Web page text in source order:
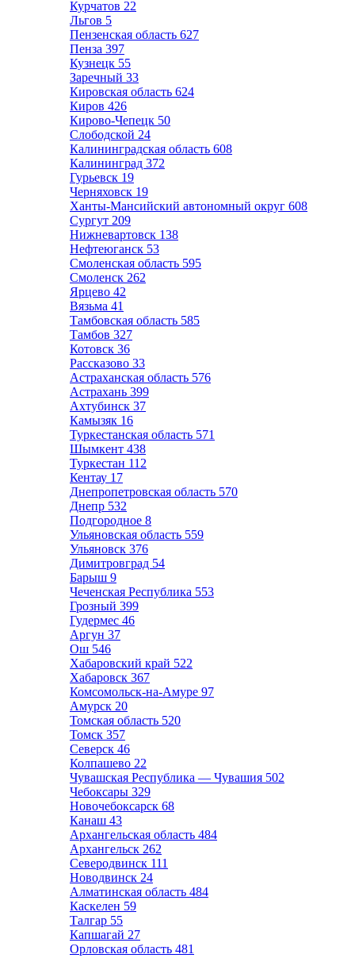
Курчатов 22
Льгов 5
Пензенская область 627
Пенза 397
Кузнецк 55
Заречный 33
Кировская область 624
Киров 426
Кирово-Чепецк 50
Слободской 24
Калининградская область 608
Калининград 372
Гурьевск 19
Черняховск 19
Ханты-Мансийский автономный округ 608
Сургут 209
Нижневартовск 138
Нефтеюганск 53
Смоленская область 595
Смоленск 262
Ярцево 42
Вязьма 41
Тамбовская область 585
Тамбов 327
Котовск 36
Рассказово 33
Астраханская область 576
Астрахань 399
Ахтубинск 37
Камызяк 16
Туркестанская область 571
Шымкент 438
Туркестан 112
Кентау 17
Днепропетровская область 570
Днепр 532
Подгородное 8
Ульяновская область 559
Ульяновск 376
Димитровград 54
Барыш 9
Чеченская Республика 553
Грозный 399
Гудермес 46
Аргун 37
Ош 546
Хабаровский край 522
Хабаровск 367
Комсомольск-на-Амуре 97
Амурск 20
Томская область 520
Томск 357
Северск 46
Колпашево 22
Чувашская Республика — Чувашия 502
Чебоксары 329
Новочебоксарск 68
Канаш 43
Архангельская область 484
Архангельск 262
Северодвинск 111
Новодвинск 24
Алматинская область 484
Каскелен 59
Талгар 55
Капшагай 27
Орловская область 481